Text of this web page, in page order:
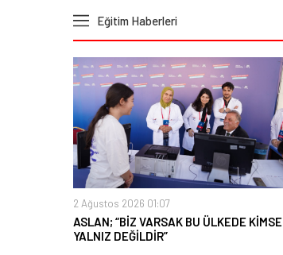
Eğitim Haberleri
2 Ağustos 2026 01:07
ASLAN; “BİZ VARSAK BU ÜLKEDE KİMSE
YALNIZ DEĞİLDİR”